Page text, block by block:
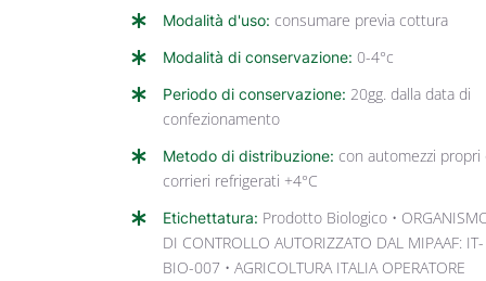
Modalità d'uso: consumare previa cottura
Modalità di conservazione: 0-4°c
Periodo di conservazione: 20gg. dalla data di
confezionamento
Metodo di distribuzione: con automezzi propri
corrieri refrigerati +4°C
Etichettatura: Prodotto Biologico •
DI CONTROLLO AUTORIZZATO DAL MIPAAF: IT-
BIO-007 • AGRICOLTURA ITALIA OPERATORE